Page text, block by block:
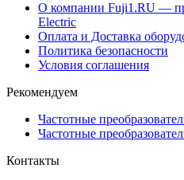
О компании Fuji1.RU —
Electric
Оплата и Доставка
Политика безопасности
Условия соглашения
Рекомендуем
Частотные
Частотные
Контакты